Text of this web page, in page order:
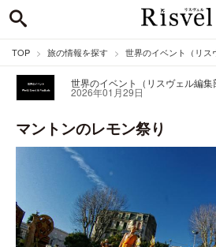
TOP 旅の情報を探す 世界のイベント（リス
世界のイベント（リスヴェル編集
2026年01月29日
マントンのレモン祭り